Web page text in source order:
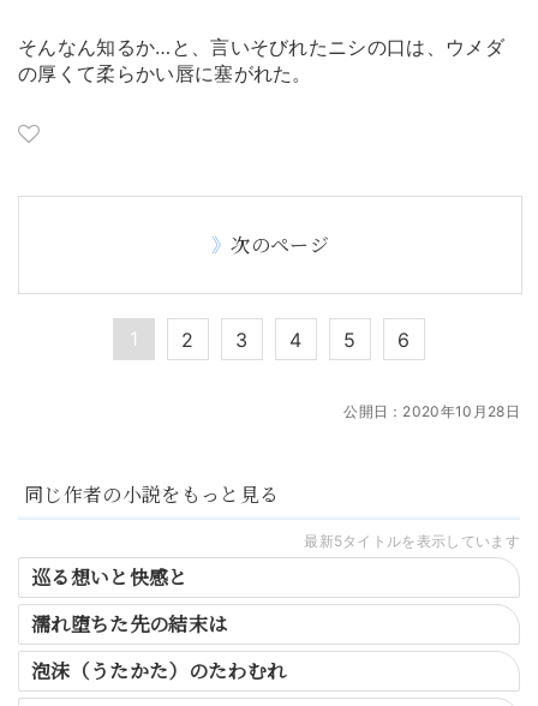
そんなん知るか…と、言いそびれたニシの口は、ウメダ
の厚くて柔らかい唇に塞がれた。
次のページ
1 2 3 4 5 6
公開日： 2020年10月28日
同じ作者の小説をもっと見る
最新5タイトルを表示しています
巡る想いと快感と
濡れ堕ちた先の結末は
泡沫（うたかた）のたわむれ